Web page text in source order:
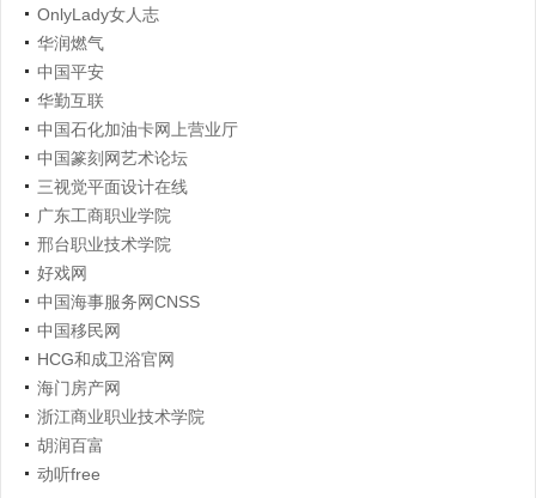
OnlyLady女人志
华润燃气
中国平安
华勤互联
中国石化加油卡网上营业厅
中国篆刻网艺术论坛
三视觉平面设计在线
广东工商职业学院
邢台职业技术学院
好戏网
中国海事服务网CNSS
中国移民网
HCG和成卫浴官网
海门房产网
浙江商业职业技术学院
胡润百富
动听free